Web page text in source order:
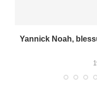
Yannick Noah,